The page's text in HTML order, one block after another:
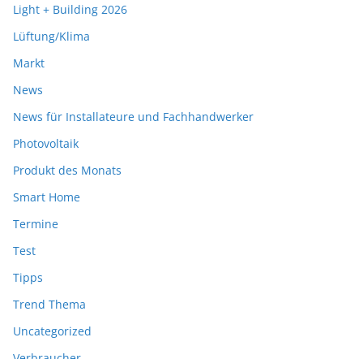
Light + Building 2026
Lüftung/Klima
Markt
News
News für Installateure und Fachhandwerker
Photovoltaik
Produkt des Monats
Smart Home
Termine
Test
Tipps
Trend Thema
Uncategorized